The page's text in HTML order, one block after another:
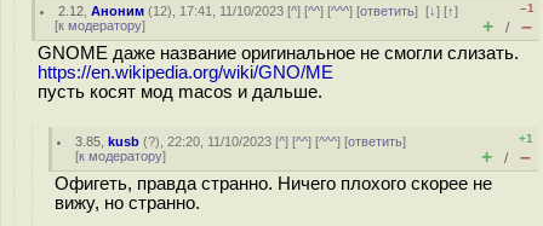
2.12 ,Аноним (12), 17:41, 11/10/2023 [^] [^^] [^^^] [ответить][↓] [↑]
[к модератору]
–1
+ / –
GNOME даже название оригинальное не смогли слизать.
https://en.wikipedia.org/wiki/GNO/ME
пусть косят мод macos и дальше.
3.85 ,kusb (?), 22:20, 11/10/2023 [^] [^^] [^^^] [ответить]
[к модератору]
+1
+ / –
Офигеть, правда странно. Ничего плохого скорее не
вижу, но странно.